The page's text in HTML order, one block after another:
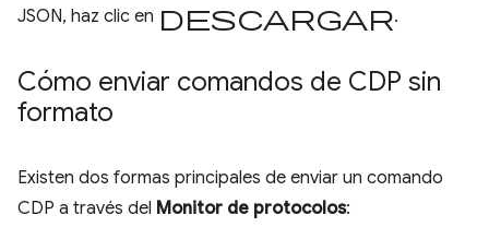
JSON, haz clic en Descargar.
Cómo enviar comandos de CDP sin
formato
Existen dos formas principales de enviar un comando
CDP a través del Monitor de protocolos: